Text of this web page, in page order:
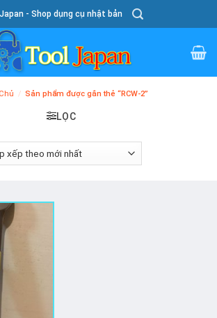
- Shop dụng cụ nhật bản
/ Sản phẩm được gắn thẻ “RCW-2”
LỌC